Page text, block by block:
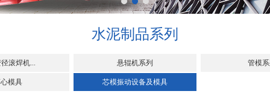
水泥制品系列
滚焊机... 悬辊机系列 管模
模具 芯模振动设备及模具